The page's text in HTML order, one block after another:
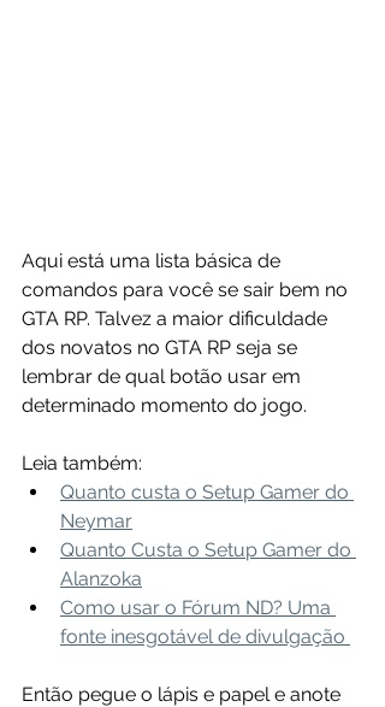
Aqui está uma lista básica de
comandos para você se sair bem no
GTA RP. Talvez a maior dificuldade
dos novatos no GTA RP seja se
lembrar de qual botão usar em
determinado momento do jogo.
Leia também:
Quanto custa o Setup Gamer do
Neymar
Quanto Custa o Setup Gamer do
Alanzoka
Como usar o Fórum ND? Uma
fonte inesgotável de divulgação
Então pegue o lápis e papel e anote